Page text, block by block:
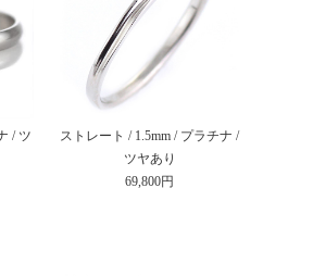
ストレート / 1.5mm / プラチナ /
ツヤあり
69,800円
/ ツ